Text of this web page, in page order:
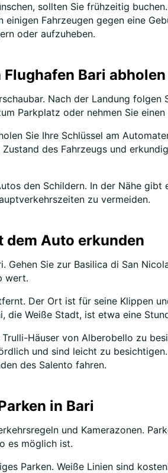
sollten Sie frühzeitig
einigen Fahrzeugen gegen eine
oder aufzuheben.
Bari
Nach der Landung
Parkplatz oder nehmen Sie
Sie Ihre Schlüssel am
des Fahrzeugs und
den Schildern. In der Nähe
zu vermeiden.
dem Auto erkunden
Gehen Sie zur Basilica di San
wert.
Der Ort ist für seine Klippen
die Weiße Stadt, ist etwa eine
Trulli-Häuser von Alberobello zu
und sind leicht zu
des Salento fahren.
in Bari
und Kamerazonen.
es möglich ist.
Parken. Weiße Linien sind